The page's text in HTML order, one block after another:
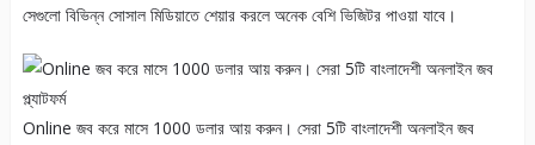
সেগুলো বিভিন্ন সোসাল মিডিয়াতে শেয়ার করলে অনেক বেশি ভিজিটর পাওয়া যাবে।
Online জব করে মাসে 1000 ডলার আয় করুন। সেরা 5টি বাংলাদেশী অনলাইন জব